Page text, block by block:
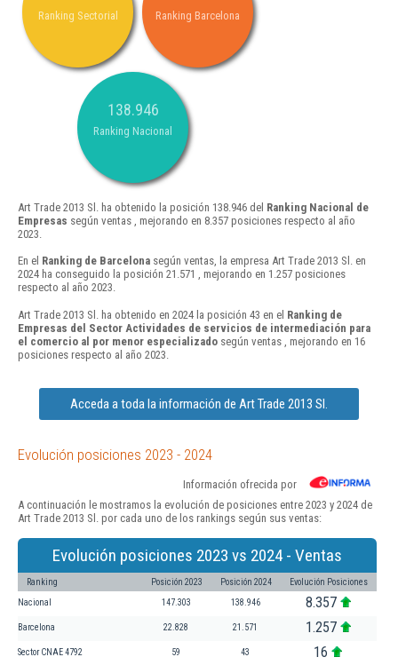
Ranking Sectorial Ranking Barcelona
138.946
Ranking Nacional
Art Trade 2013 Sl. ha obtenido la posición 138.946 del Ranking Nacional de
Empresas según ventas , mejorando en 8.357 posiciones respecto al año
2023.
En el Ranking de Barcelona según ventas, la empresa Art Trade 2013 Sl. en
2024 ha conseguido la posición 21.571 , mejorando en 1.257 posiciones
respecto al año 2023.
Art Trade 2013 Sl. ha obtenido en 2024 la posición 43 en el Ranking de
Empresas del Sector Actividades de servicios de intermediación para
el comercio al por menor especializado según ventas , mejorando en 16
posiciones respecto al año 2023.
Acceda a toda la información de Art Trade 2013 Sl.
Evolución posiciones 2023 - 2024
Información ofrecida por
A continuación le mostramos la evolución de posiciones entre 2023 y 2024 de
Art Trade 2013 Sl. por cada uno de los rankings según sus ventas:
Evolución posiciones 2023 vs 2024 - Ventas
Ranking Posición 2023 Posición 2024 Evolución Posiciones
Nacional 147.303 138.946 8.357
Barcelona 22.828 21.571 1.257
Sector CNAE 4792 59 43 16